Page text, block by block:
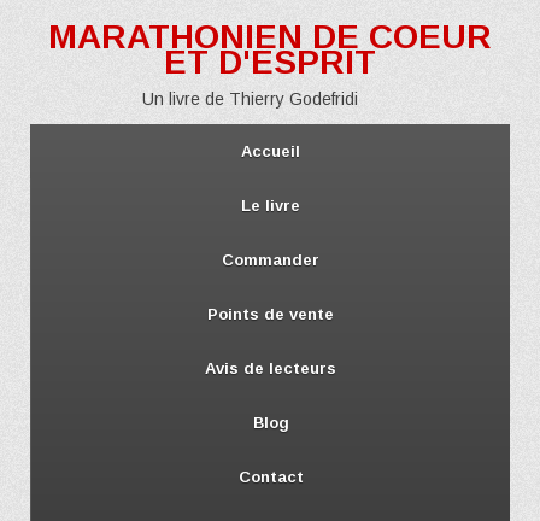
MARATHONIEN DE COEUR
ET D'ESPRIT
Un livre de Thierry Godefridi
Accueil
Le livre
Commander
Points de vente
Avis de lecteurs
Blog
Contact